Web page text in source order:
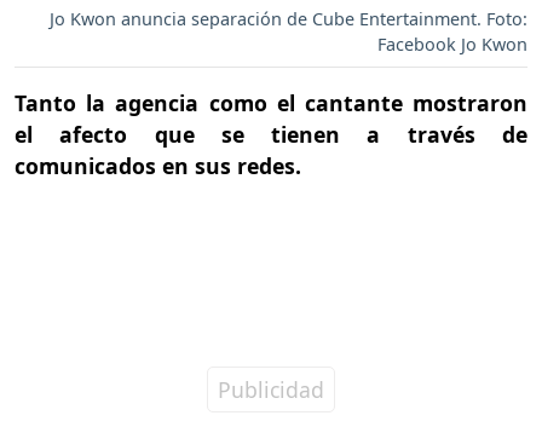
Jo Kwon anuncia separación de Cube Entertainment. Foto:
Facebook Jo Kwon
Tanto la agencia como el cantante mostraron
el afecto que se tienen a través de
comunicados en sus redes.